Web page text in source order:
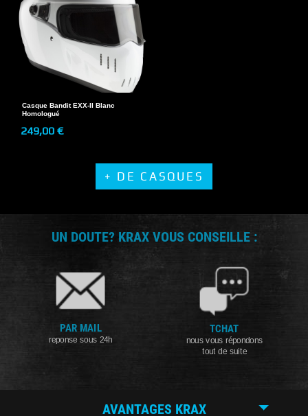
Casque Bandit EXX-II Blanc
Homologué
249,00 €
+ DE CASQUES
UN DOUTE? KRAX VOUS CONSEILLE :
PAR MAIL
reponse sous 24h
TCHAT
nous vous répondons
tout de suite
AVANTAGES KRAX